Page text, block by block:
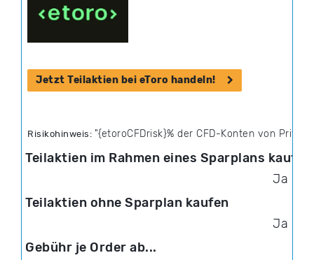
Jetzt Teilaktien bei eToro handeln!
Risikohinweis: {etoroCFDrisk}% der CFD-Konten von
Ja
Ja